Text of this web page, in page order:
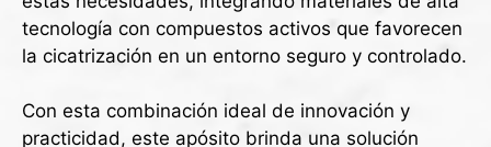
tecnología con compuestos activos que favorecen
la cicatrización en un entorno seguro y controlado.
Con esta combinación ideal de innovación y
practicidad, este apósito brinda una solución